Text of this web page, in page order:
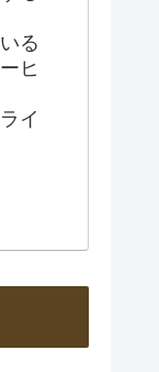
る
ヒ
イ